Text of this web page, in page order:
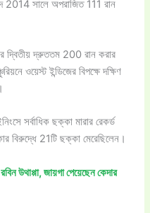
2014 সালে অপরাজিত 111 রান
দ্বিতীয় দ্রুততম 200 রান করার
ওয়েস্ট ইন্ডিজের বিপক্ষে দক্ষিণ
সর্বাধিক ছক্কা মারার রেকর্ড
বিরুদ্ধে 21টি ছক্কা মেরেছিলেন।
উথাপ্পা, জায়গা পেয়েছেন কেদার